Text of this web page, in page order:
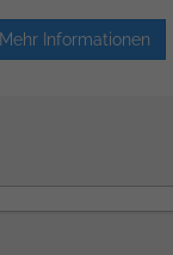
Mehr Informationen